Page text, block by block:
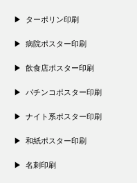
ターポリン印刷
病院ポスター印刷
飲食店ポスター印刷
パチンコポスター印刷
ナイト系ポスター印刷
和紙ポスター印刷
名刺印刷